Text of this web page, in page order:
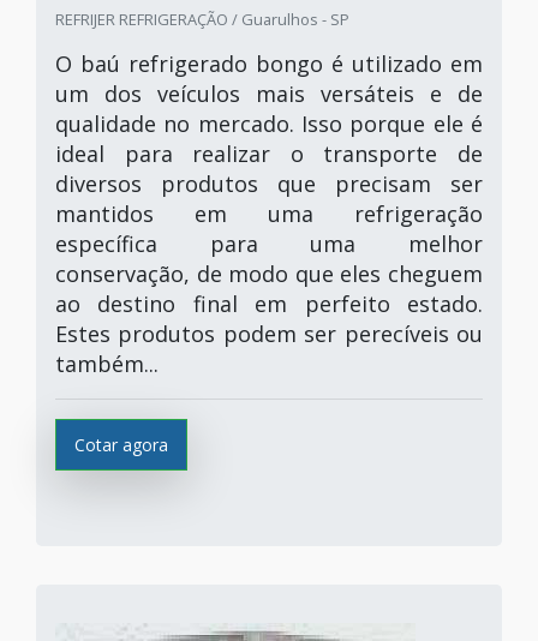
REFRIJER REFRIGERAÇÃO / Guarulhos - SP
O baú refrigerado bongo é utilizado em
um dos veículos mais versáteis e de
qualidade no mercado. Isso porque ele é
ideal para realizar o transporte de
diversos produtos que precisam ser
mantidos em uma refrigeração
específica para uma melhor
conservação, de modo que eles cheguem
ao destino final em perfeito estado.
Estes produtos podem ser perecíveis ou
também...
Cotar agora